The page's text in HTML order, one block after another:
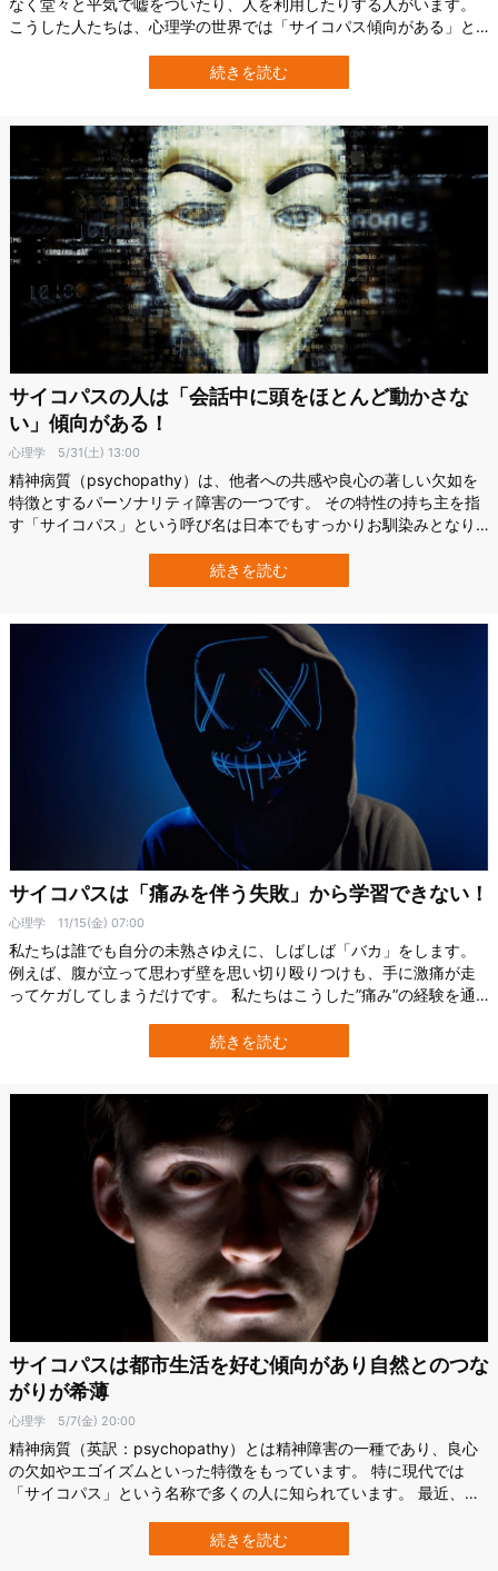
こうした人たちは、心理学の世界では「サイコパス傾向がある」と
人物を思い浮かべるかもしれませんが、これは性格的な傾向のこと
であり、実際には犯罪と関連するものではなく、社会の中で問題な
続きを読む
サイコパスの人は「会話中に頭をほとんど動かさな
い」傾向がある！
心理学 5/31(土) 13:00
精神病質（psychopathy）は、他者への共感や良心の著しい欠如を
特徴とするパーソナリティ障害の一つです。 その特性の持ち主を指
す「サイコパス」という呼び名は日本でもすっかりお馴染みとなり
の身近にも潜んでいる可能性があります。 そうした人物とはできる
だけ付き合いを避けたいところですが、では、どうすればサイコパ
続きを読む
サイコパスは「痛みを伴う失敗」から学習できない！
心理学 11/15(金) 07:00
私たちは誰でも自分の未熟さゆえに、しばしば「バカ」をします。
例えば、腹が立って思わず壁を思い切り殴りつけも、手に激痛が走
ってケガしてしまうだけです。 私たちはこうした”痛み”の経験を通
していきます。 ところがサイコパスは違うようです。 オランダ・ラ
ドバウド大学（Radboud University）の心理学研究により、サイコ
続きを読む
サイコパスは都市生活を好む傾向があり自然とのつな
がりが希薄
心理学 5/7(金) 20:00
精神病質（英訳：psychopathy）とは精神障害の一種であり、良心
の欠如やエゴイズムといった特徴をもっています。 特に現代では
「サイコパス」という名称で多くの人に知られています。 最近、イ
研究チームは、自然とのつながりが希薄で都市生活を好む人は、サ
イコパスレベルが高い傾向にあると発表しました。 研究の詳細は、
続きを読む